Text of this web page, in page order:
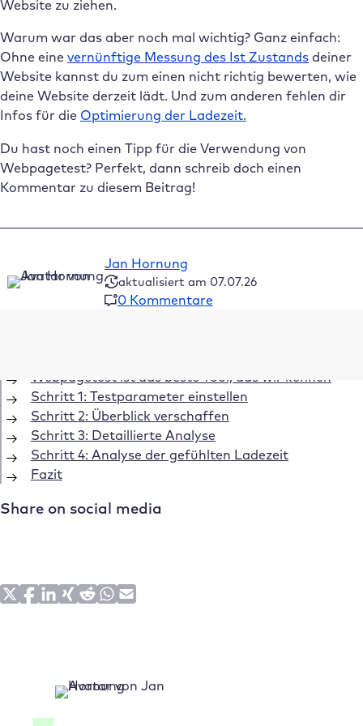
Website zu ziehen.
Warum war das aber noch mal wichtig? Ganz einfach:
Ohne eine vernünftige Messung des Ist Zustands deiner
Website kannst du zum einen nicht richtig bewerten, wie
deine Website derzeit lädt. Und zum anderen fehlen dir
Infos für die Optimierung der Ladezeit.
Du hast noch einen Tipp für die Verwendung von
Webpagetest? Perfekt, dann schreib doch einen
Kommentar zu diesem Beitrag!
Jan Hornung
aktualisiert am 07.07.26
0 Kommentare
Webpagetest ist das beste Tool, das wir kennen
Schritt 1: Testparameter einstellen
Schritt 2: Überblick verschaffen
Schritt 3: Detaillierte Analyse
Schritt 4: Analyse der gefühlten Ladezeit
Fazit
Share on social media